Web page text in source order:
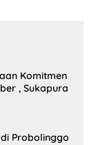
Komitmen
, Sukapura
Probolinggo